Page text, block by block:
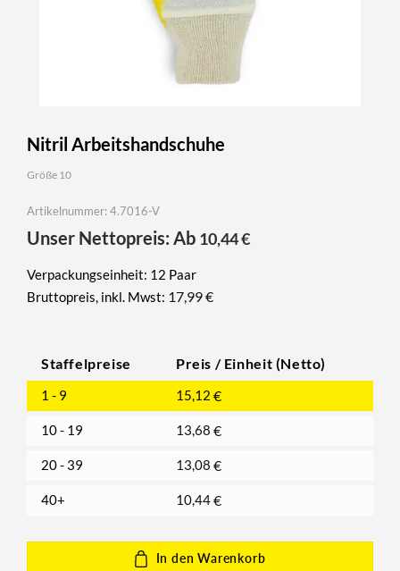
Nitril Arbeitshandschuhe
Größe 10
Artikelnummer: 4.7016-V
Unser Nettopreis: Ab 10,44€
Verpackungseinheit: 12 Paar
Bruttopreis, inkl. Mwst: 17,99€
Staffelpreise Preis / Einheit (Netto)
1 - 9 15,12 €
10 - 19 13,68 €
20 - 39 13,08 €
40+ 10,44€
In den Warenkorb